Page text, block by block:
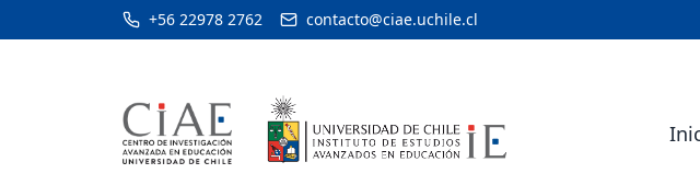
+56 22978 2762 contacto@ciae.uchile.cl